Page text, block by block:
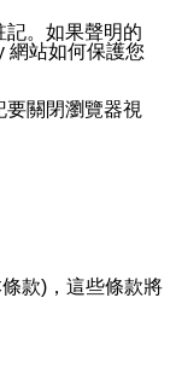
記。如果聲明的
網站如何保護您
關閉瀏覽器視
款)，這些條款將